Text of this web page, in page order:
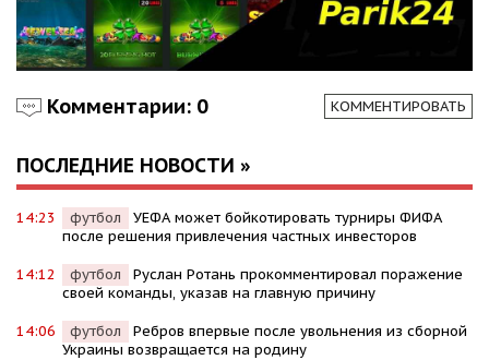
Комментарии: 0 КОММЕНТИРОВАТЬ
ПОСЛЕДНИЕ НОВОСТИ »
14:23 футбол
УЕФА может бойкотировать турниры ФИФА
после решения привлечения частных инвесторов
14:12 футбол
Руслан Ротань прокомментировал поражение
своей команды, указав на главную причину
14:06 футбол
Ребров впервые после увольнения из сборной
Украины возвращается на родину